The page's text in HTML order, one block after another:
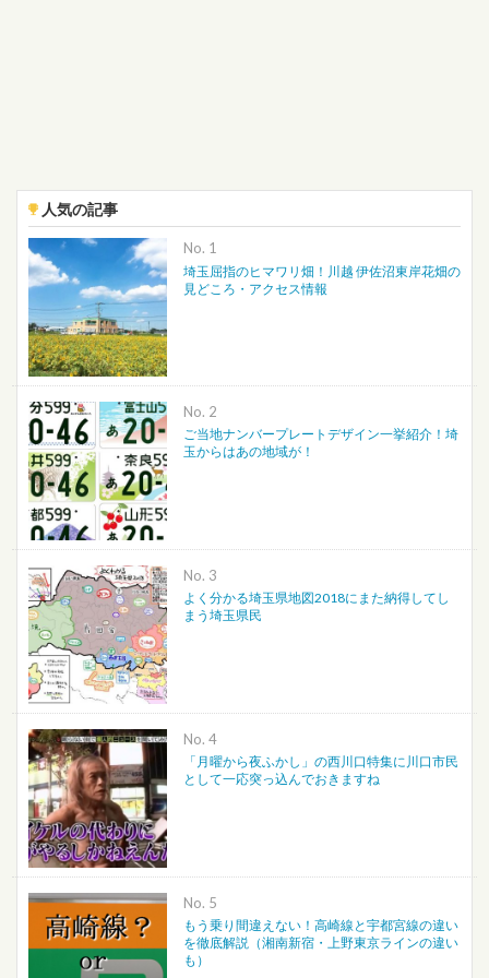
人気の記事
No.
埼玉屈指のヒマワリ畑！川越 伊佐沼東岸花畑の
見どころ・アクセス情報
No.
ご当地ナンバープレートデザイン一挙紹介！埼
玉からはあの地域が！
No.
よく分かる埼玉県地図2018にまた納得してし
まう埼玉県民
No.
「月曜から夜ふかし」の西川口特集に川口市民
として一応突っ込んでおきますね
No.
もう乗り間違えない！高崎線と宇都宮線の違い
を徹底解説（湘南新宿・上野東京ラインの違い
も）